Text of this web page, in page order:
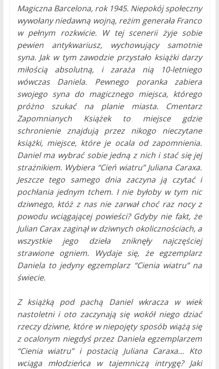
Magiczna Barcelona, rok 1945. Niepokój społeczny
wywołany niedawną wojną, reżim generała Franco
w pełnym rozkwicie. W tej scenerii żyje sobie
pewien antykwariusz, wychowujący samotnie
syna. Jak w tym zawodzie przystało książki darzy
miłością absolutną, i zaraża nią 10-letniego
wówczas Daniela. Pewnego poranka zabiera
swojego syna do magicznego miejsca, którego
próżno szukać na planie miasta. Cmentarz
Zapomnianych Książek to miejsce gdzie
schronienie znajdują przez nikogo nieczytane
książki, miejsce, które je ocala od zapomnienia.
Daniel ma wybrać sobie jedną z nich i stać się jej
strażnikiem. Wybiera “Cień wiatru” Juliana Caraxa.
Jeszcze tego samego dnia zaczyna ją czytać i
pochłania jednym tchem. I nie byłoby w tym nic
dziwnego, któż z nas nie zarwał choć raz nocy z
powodu wciągającej powieści? Gdyby nie fakt, że
Julian Carax zaginął w dziwnych okolicznościach, a
wszystkie jego dzieła zniknęły najczęściej
strawione ogniem. Wydaje się, że egzemplarz
Daniela to jedyny egzemplarz “Cienia wiatru” na
świecie.
Z książką pod pachą Daniel wkracza w wiek
nastoletni i oto zaczynają się wokół niego dziać
rzeczy dziwne, które w niepojęty sposób wiążą się
z ocalonym niegdyś przez Daniela egzemplarzem
“Cienia wiatru” i postacią Juliana Caraxa… Kto
wciąga młodzieńca w tajemniczą intrygę? Jaki